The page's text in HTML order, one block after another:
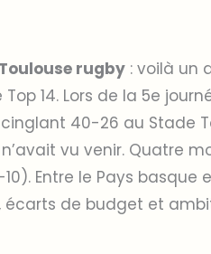
rugby: voilà un
14. Lors de la 5e
40-26 au Stade
vu venir. Quatre
10). Entre le Pays
écarts de budget et